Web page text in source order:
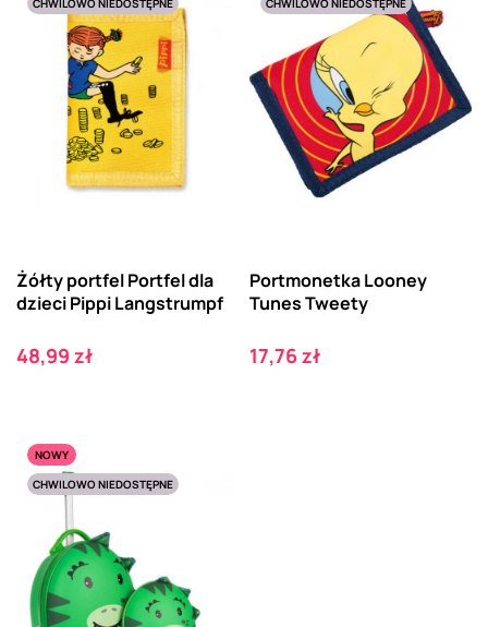
CHWILOWO NIEDOSTĘPNE
Żółty portfel Portfel dla
dzieci Pippi Langstrumpf
Cena
48,99 zł
CHWILOWO NIEDOSTĘPNE
Portmonetka Looney
Tunes Tweety
Cena
17,76 zł
NOWY
CHWILOWO NIEDOSTĘPNE